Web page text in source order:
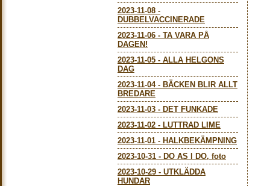
2023-11-08 -
DUBBELVACCINERADE
2023-11-06 - TA VARA PÅ
DAGEN!
2023-11-05 - ALLA HELGONS
DAG
2023-11-04- BÄCKEN BLIR ALLT
BREDARE
2023-11-03 - DET FUNKADE
2023-11-02 - LUTTRAD LIME
2023-11-01 - HALKBEKÄMPNING
2023-10-31 - DO AS I DO, foto
2023-10-29 - UTKLÄDDA
HUNDAR